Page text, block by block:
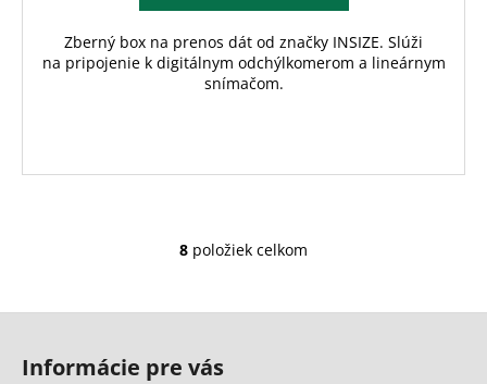
Zberný box na prenos dát od značky INSIZE. Slúži
na pripojenie k digitálnym odchýlkomerom a lineárnym
snímačom.
O
l
8 položiek celkom
Informácie pre vás